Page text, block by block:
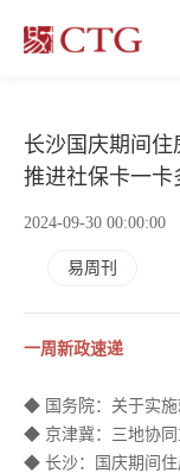
长沙国庆期间
推进社保卡一卡
2024-09-30 00:00:00
易周刊
一周新政速递
◆ 国务院：关于实施
◆ 京津冀：三地协同
◆ 长沙：国庆期间住